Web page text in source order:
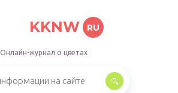
KKNW RU
Онлайн-журнал о цветах